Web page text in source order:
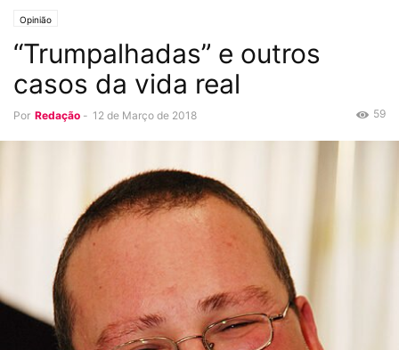
Opinião
“Trumpalhadas” e outros
casos da vida real
Por Redação - 12 de Março de 2018 59